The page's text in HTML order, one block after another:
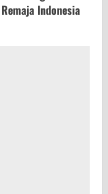
Indonesia